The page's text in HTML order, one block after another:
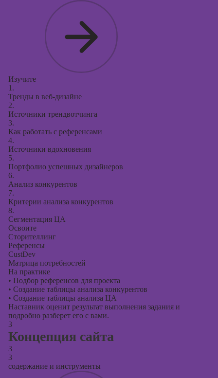
Изучите
1.
Тренды в веб-дизайне
2.
Источники трендвотчинга
3.
Как работать с референсами
4.
Источники вдохновения
5.
Портфолио успешных дизайнеров
6.
Анализ конкурентов
7.
Критерии анализа конкурентов
8.
Сегментация ЦА
Освоите
Сторителлинг
Референсы
CustDev
Матрица потребностей
На практике
• Подбор референсов для проекта
• Создание таблицы анализа конкурентов
• Создание таблицы анализа ЦА
Наставник оценит результат выполнения задания и
подробно разберет его с вами.
3
Концепция сайта
3
3
содержание и инструменты